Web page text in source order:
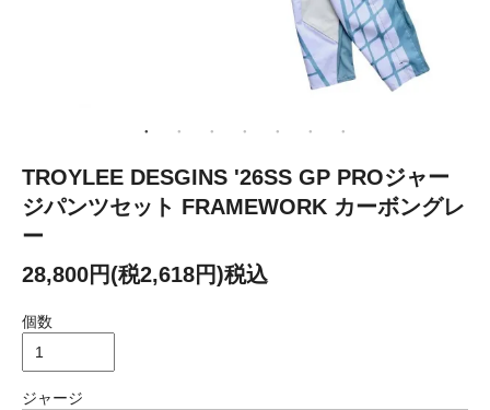
TROYLEE DESGINS '26SS GP PROジャー
ジパンツセット FRAMEWORK カーボングレ
ー
28,800円(税2,618円)税込
個数
ジャージ